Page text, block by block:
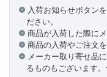
入荷お知らせボタン
ださい。
商品が入荷した際に
商品の入荷やご注文
メーカー取り寄せ品
るものもございます。